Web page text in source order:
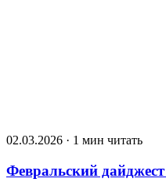
02.03.2026 · 1 мин читать
Февральский